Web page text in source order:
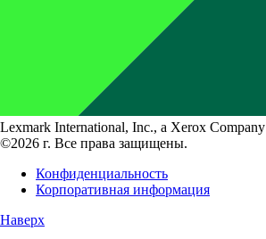
Lexmark International, Inc., a Xerox Company
©2026 г. Все права защищены.
Конфиденциальность
Корпоративная информация
Наверх